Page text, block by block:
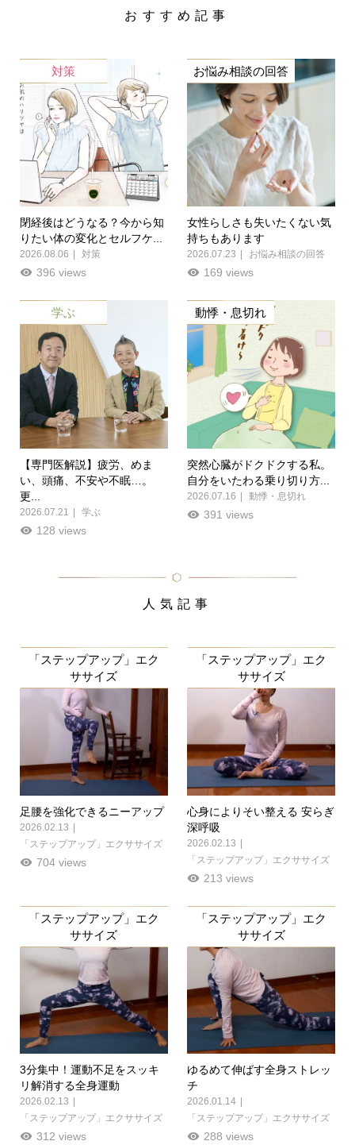
おすすめ記事
対策
閉経後はどうなる？今から知
りたい体の変化とセルフケ...
2026.08.06 対策
396 views
お悩み相談の回答
女性らしさも失いたくない気
持ちもあります
2026.07.23 お悩み相談の回答
169 views
学ぶ
【専門医解説】疲労、めま
い、頭痛、不安や不眠…。
更...
2026.07.21 学ぶ
128 views
動悸・息切れ
突然心臓がドクドクする私。
自分をいたわる乗り切り方...
2026.07.16 動悸・息切れ
391 views
人気記事
「ステップアップ」エク
ササイズ
足腰を強化できるニーアップ
2026.02.13
「ステップアップ」エクササイズ
704 views
「ステップアップ」エク
ササイズ
心身によりそい整える 安らぎ
深呼吸
2026.02.13
「ステップアップ」エクササイズ
213 views
「ステップアップ」エク
ササイズ
3分集中！運動不足をスッキ
リ解消する全身運動
2026.02.13
「ステップアップ」エクササイズ
312 views
「ステップアップ」エク
ササイズ
ゆるめて伸ばす全身ストレッ
チ
2026.01.14
「ステップアップ」エクササイズ
288 views